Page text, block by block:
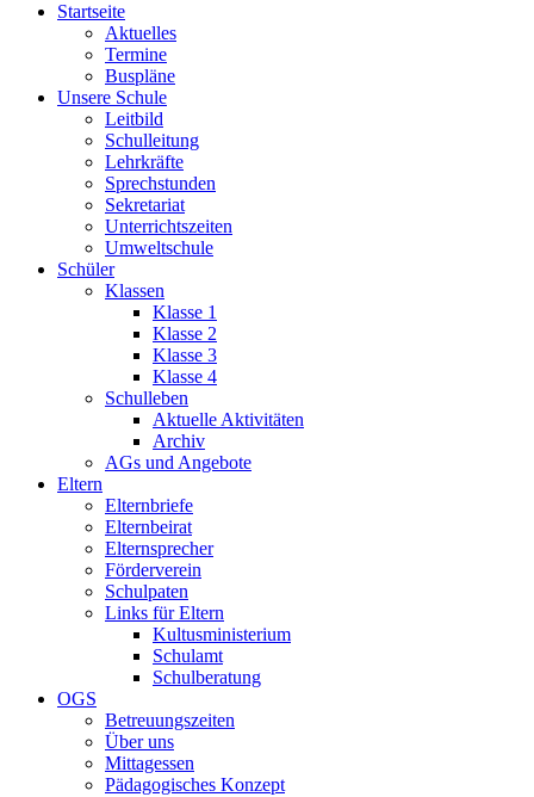
Startseite
Aktuelles
Termine
Buspläne
Unsere Schule
Leitbild
Schulleitung
Lehrkräfte
Sprechstunden
Sekretariat
Unterrichtszeiten
Umweltschule
Schüler
Klassen
Klasse 1
Klasse 2
Klasse 3
Klasse 4
Schulleben
Aktuelle Aktivitäten
Archiv
AGs und Angebote
Eltern
Elternbriefe
Elternbeirat
Elternsprecher
Förderverein
Schulpaten
Links für Eltern
Kultusministerium
Schulamt
Schulberatung
OGS
Betreuungszeiten
Über uns
Mittagessen
Pädagogisches Konzept